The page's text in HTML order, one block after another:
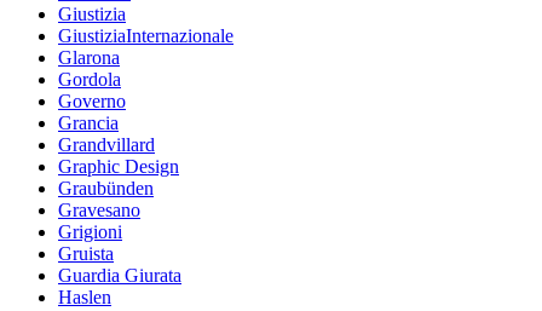
Giustizia
GiustiziaInternazionale
Glarona
Gordola
Governo
Grancia
Grandvillard
Graphic Design
Graubünden
Gravesano
Grigioni
Gruista
Guardia Giurata
Haslen